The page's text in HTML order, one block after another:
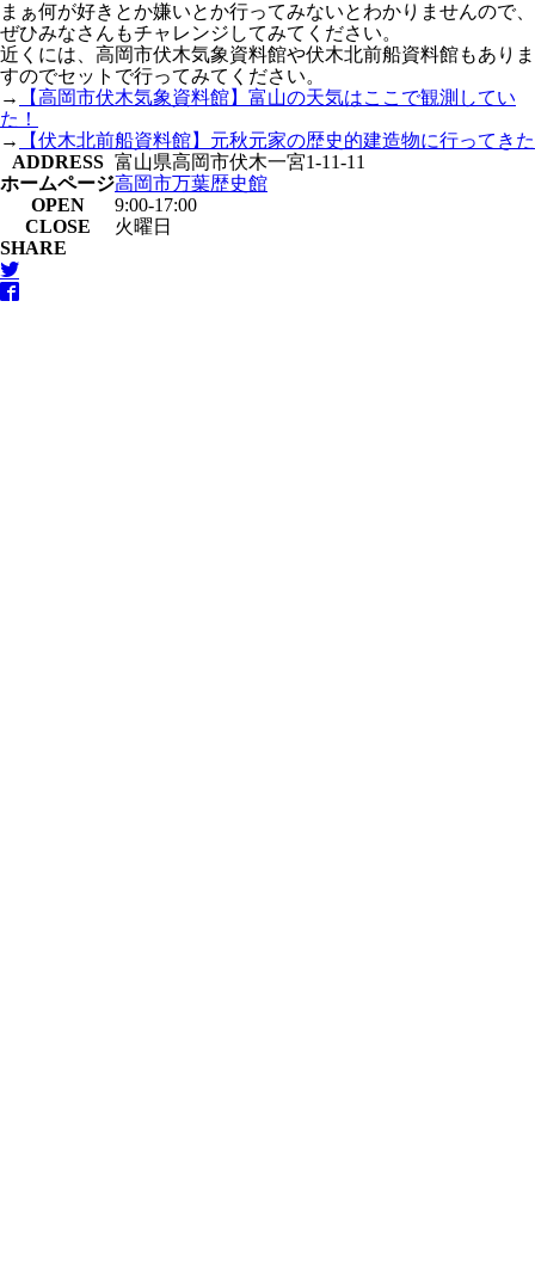
まぁ何が好きとか嫌いとか行ってみないとわかりませんので、
ぜひみなさんもチャレンジしてみてください。
近くには、高岡市伏木気象資料館や伏木北前船資料館もありま
すのでセットで行ってみてください。
→
【高岡市伏木気象資料館】富山の天気はここで観測してい
た！
→
【伏木北前船資料館】元秋元家の歴史的建造物に行ってきた
ADDRESS 富山県高岡市伏木一宮1-11-11
ホームページ高岡市万葉歴史館
OPEN
9:00-17:00
CLOSE
火曜日
SHARE